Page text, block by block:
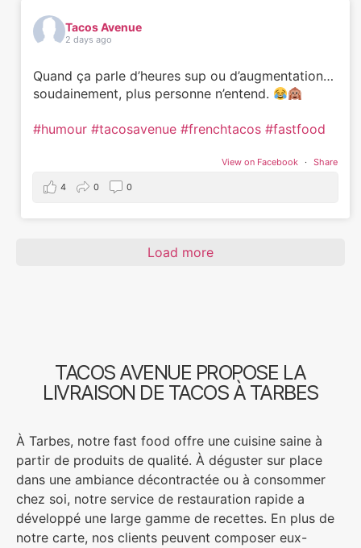
Tacos Avenue
2 days ago
Quand ça parle d’heures sup ou d’augmentation…
soudainement, plus personne n’entend.
#humour #tacosavenue #frenchtacos #fastfood
View on Facebook · Share
4 0 0
Load more
TACOS AVENUE PROPOSE LA
LIVRAISON DE TACOS À TARBES
À Tarbes, notre fast food offre une cuisine saine à
partir de produits de qualité. À déguster sur place
dans une ambiance décontractée ou à consommer
chez soi, notre service de restauration rapide a
développé une large gamme de recettes. En plus de
notre carte, nos clients peuvent composer eux-